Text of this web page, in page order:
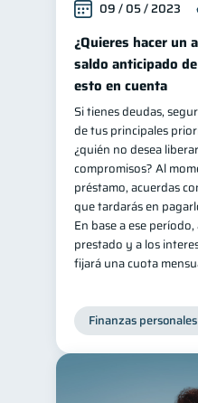
09 / 05 / 2023
¿Quieres hacer un
saldo anticipado
esto en cuenta
Si tienes deudas,
de tus principales
¿quién no desea
compromisos? Al
préstamo, acuerdas
que tardarás en
En base a ese
prestado y a los
fijará una cuota
Finanzas personales